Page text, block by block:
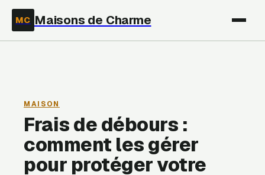
MC Maisons de Charme
MAISON
Frais de débours :
comment les gérer
pour protéger votre